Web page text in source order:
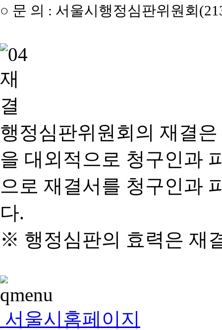
○ 문 의 : 서울시행정심판위원회
행정심판위원회의 재결
을 대외적으로 청구인과
으로 재결서를 청구인과
다.
※ 행정심판의 효력은 재
서울시홈페이지